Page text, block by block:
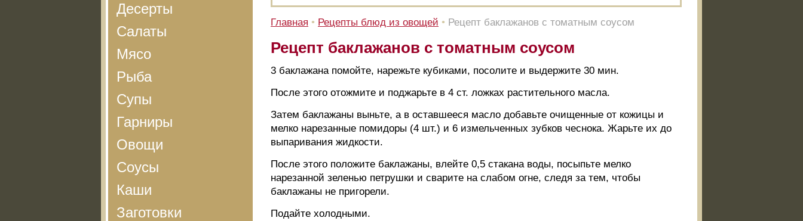
Десерты
Салаты
Мясо
Рыба
Супы
Гарниры
Овощи
Соусы
Каши
Заготовки
Главная • Рецепты блюд из овощей • Рецепт баклажанов с томатным соусом
Рецепт баклажанов с томатным соусом
3 баклажана помойте, нарежьте кубиками, посолите и выдержите 30 мин.
После этого отожмите и поджарьте в 4 ст. ложках растительного масла.
Затем баклажаны выньте, а в оставшееся масло добавьте очищенные от кожицы и
мелко нарезанные помидоры (4 шт.) и 6 измельченных зубков чеснока. Жарьте их до
выпаривания жидкости.
После этого положите баклажаны, влейте 0,5 стакана воды, посыпьте мелко
нарезанной зеленью петрушки и сварите на слабом огне, следя за тем, чтобы
баклажаны не пригорели.
Подайте холодными.